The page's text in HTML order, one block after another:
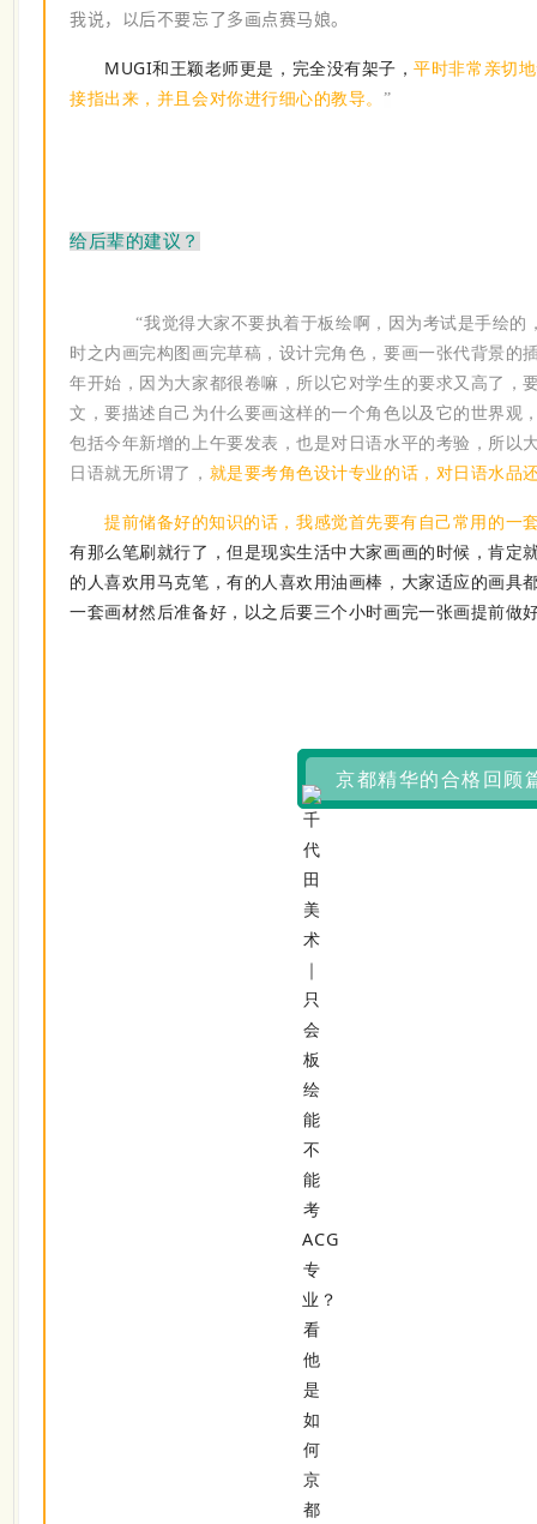
我说，以后不要忘了多画点赛马娘。
MUGI和王颖老师更是，完全没有架子，平时非常亲切
接指出来，并且会对你进行细心的教导。
”
给后辈的建议？
“我觉得大家不要执着于板绘啊，因为考试是手绘的
时之内画完构图画完草稿，设计完角色，要画一张代背景的
年开始，因为大家都很卷嘛，所以它对学生的要求又高了，
文，要描述自己为什么要画这样的一个角色以及它的世界观
包括今年新增的上午要发表，也是对日语水平的考验，所以
日语就无所谓了， 就是要考角色设计专业的话，对日语水品
提前储备好的知识的话，我感觉首先要有自己常用的一
有那么笔刷就行了，但是现实生活中大家画画的时候，肯定
的人喜欢用马克笔，有的人喜欢用油画棒，大家适应的画具
一套画材然后准备好，以之后要三个小时画完一张画提前做
京都精华的合格回顾